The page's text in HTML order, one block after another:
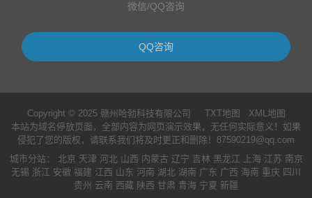
微信/QQ咨询
QQ咨询
Copyright © 2025 赣州哈勃科技有限公司 TXT地图
XML地图
本站为域名停放页面，全部内容为网页演示效果，无任何实际意义！如果
侵犯了您的版权，请联系我们将及时更正和删除！87590219@qq.com
城市分站： 北京 天津 河北 山西 内蒙古 辽宁 吉林 黑龙江 上海 江苏 南京
无锡 浙江 安徽 福建 江西 山东 河南 湖北 湖南 广东 广西 海南 重庆 四川
贵州 云南 西藏 陕西 甘肃 青海 宁夏 新疆